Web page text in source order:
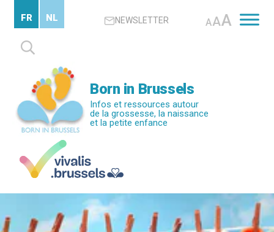
contenu
principal
NEWSLETTER AAA
Rechercher :
FR NL
Born in Brussels
Infos et ressources autour
de la grossesse, la naissance
et la petite enfance